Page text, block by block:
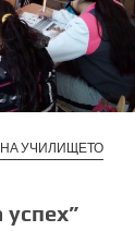
УЧИЛИЩЕТО